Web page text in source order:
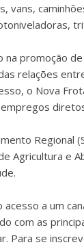
vans,
promoção
relações
o Nova
Regional
Agricultura e
a um
com as
Para se